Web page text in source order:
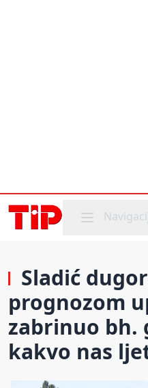
Mobile menu
Sladić
prognozom
zabrinuo bh.
kakvo nas